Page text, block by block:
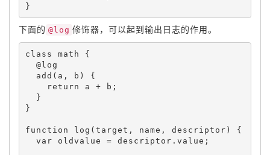
}
下面的 @log 修饰器，可以起到输出日志的作用。
class math
{
add ( a , b )
{
return a + b ;
}
}
function log ( target , name , descriptor )
{
var oldvalue = descriptor . value ;